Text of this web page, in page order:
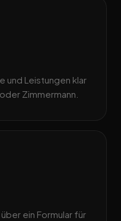
und Leistungen klar
Zimmermann.
ein Formular für